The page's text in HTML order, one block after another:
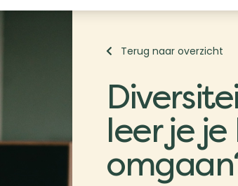
Terug naar overzicht
leer je